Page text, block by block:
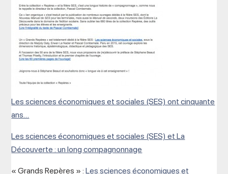
Les sciences économiques et sociales (SES) ont cinquante
ans…
Les sciences économiques et sociales (SES) et La
Découverte : un long compagnonnage
« Grands Repères » :Les sciences économiques et